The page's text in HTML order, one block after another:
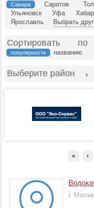
Самара Саратов
Ульяновск
Уфа
Ярославль
Выбрать
Сортировать по
популярности названию
Выберите район
« ‹
г.